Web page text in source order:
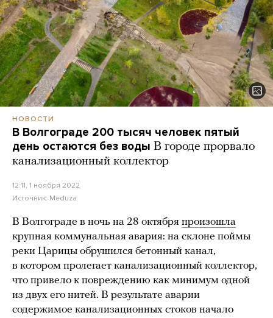
НОВОСТИ
В Волгограде 200 тысяч человек пятый
день остаются без воды В городе прорвало
канализационный коллектор
12:11, 1 ноября 2022
Источник: Meduza
В Волгограде в ночь на 28 октября произошла
крупная коммунальная авария: на склоне поймы
реки Царицы обрушился бетонный канал,
в котором пролегает канализационный коллектор,
что привело к повреждению как минимум одной
из двух его нитей. В результате аварии
содержимое канализационных стоков начало